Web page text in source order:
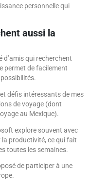
personnelle qui
aussi la
d’amis qui recherchent
permet de facilement
défis intéressants de mes
de voyage (dont
au Mexique).
explore souvent avec
productivité, ce qui fait
toutes les semaines.
de participer à une